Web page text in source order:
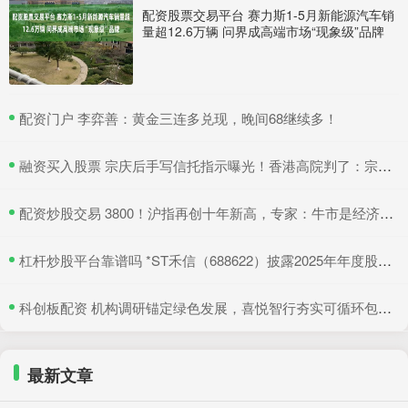
配资股票交易平台 赛力斯1-5月新能源汽车销
量超12.6万辆 问界成高端市场“现象级”品牌
​配资门户 李弈善：黄金三连多兑现，晚间68继续多！
​融资买入股票 宗庆后手写信托指示曝光！香港高院判了：宗馥莉暂不得挪动汇丰账户资产
​配资炒股交易 3800！沪指再创十年新高，专家：牛市是经济增长重要引擎
​杠杆炒股平台靠谱吗 *ST禾信（688622）披露2025年年度股东会决议公告，5月22日股价上涨3.33%
​科创板配资 机构调研锚定绿色发展，喜悦智行夯实可循环包装行业优势
最新文章